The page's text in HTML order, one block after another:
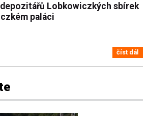
depozitářů Lobkowiczkých sbírek
paláci
číst dál